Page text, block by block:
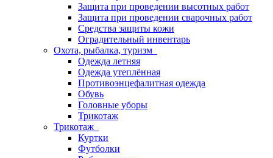
Защита при проведении высотных работ
Защита при проведении сварочных работ
Средства защиты кожи
Оградительный инвентарь
Охота, рыбалка, туризм
Одежда летняя
Одежда утеплённая
Противоэнцефалитная одежда
Обувь
Головные уборы
Трикотаж
Трикотаж
Куртки
Футболки